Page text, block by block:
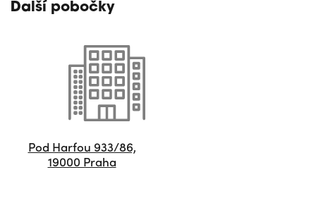
Další pobočky
Pod Harfou 933/86,
19000 Praha